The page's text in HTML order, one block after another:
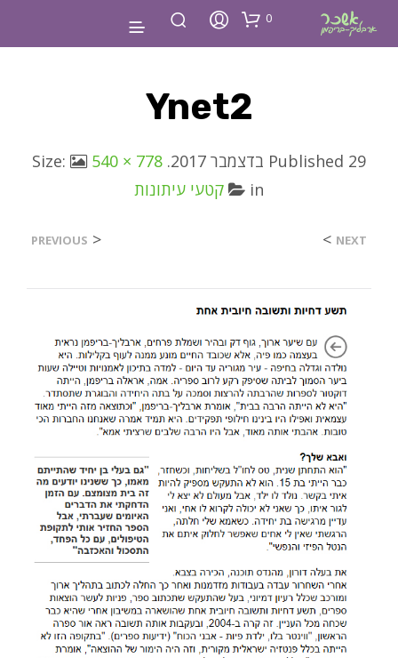
0
Ynet2
Published 29 בדצמבר 2017 . Size:
540 × 778
in
קטעי עיתונות
<
PREVIOUS NEXT
>